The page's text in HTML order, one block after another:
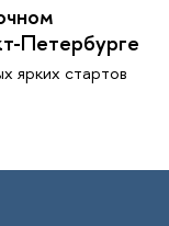
Петербурге
ярких стартов